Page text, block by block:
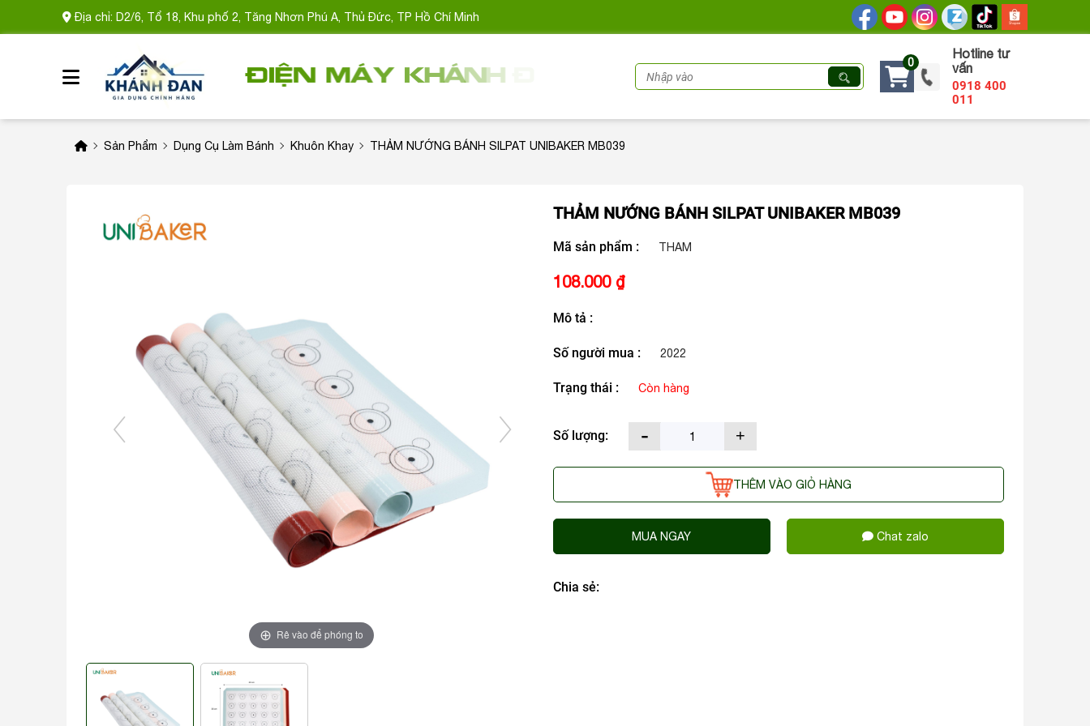
Địa chỉ: D2/6, Tổ 18, Khu phố 2, Tăng Nhơn Phú A, Thủ Đức, TP Hồ Chí Minh
0
Hotline tư
vấn
0918 400
011
Sản Phẩm Dụng Cụ Làm Bánh Khuôn Khay THẢM NƯỚNG BÁNH SILPAT UNIBAKER MB039
Rê vào để phóng to
THẢM NƯỚNG BÁNH SILPAT UNIBAKER MB039
Mã sản phẩm : THAM
108.000 ₫
Mô tả :
Số người mua : 2022
Trạng thái : Còn hàng
Số lượng: - +
THÊM VÀO GIỎ HÀNG
MUA NGAY Chat zalo
Chia sẻ: